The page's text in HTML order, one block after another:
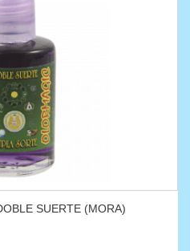
SUERTE (MORA)